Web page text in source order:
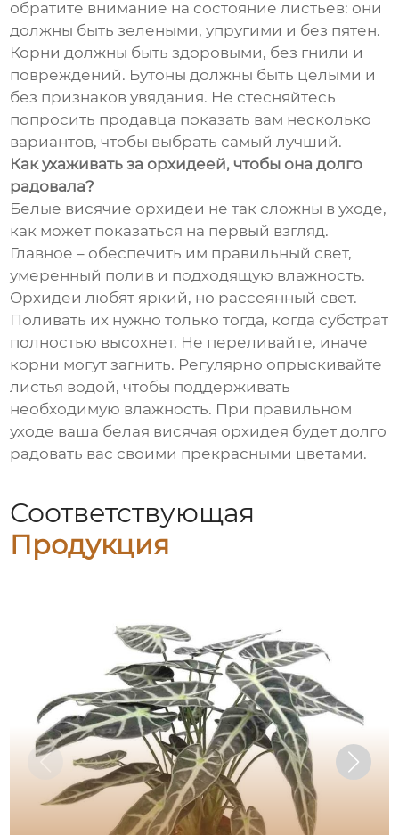
обратите внимание на состояние листьев: они
должны быть зелеными, упругими и без пятен.
Корни должны быть здоровыми, без гнили и
повреждений. Бутоны должны быть целыми и
без признаков увядания. Не стесняйтесь
попросить продавца показать вам несколько
вариантов, чтобы выбрать самый лучший.
Как ухаживать за орхидеей, чтобы она долго
радовала?
Белые висячие орхидеи не так сложны в уходе,
как может показаться на первый взгляд.
Главное – обеспечить им правильный свет,
умеренный полив и подходящую влажность.
Орхидеи любят яркий, но рассеянный свет.
Поливать их нужно только тогда, когда субстрат
полностью высохнет. Не переливайте, иначе
корни могут загнить. Регулярно опрыскивайте
листья водой, чтобы поддерживать
необходимую влажность. При правильном
уходе ваша белая висячая орхидея будет долго
радовать вас своими прекрасными цветами.
Соответствующая
Продукция